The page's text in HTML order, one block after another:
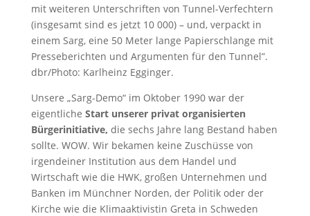
mit weiteren Unterschriften von Tunnel-Verfechtern
(insgesamt sind es jetzt 10 000) – und, verpackt in
einem Sarg, eine 50 Meter lange Papierschlange mit
Presseberichten und Argumenten für den Tunnel”.
dbr/Photo: Karlheinz Egginger.
Unsere „Sarg-Demo“ im Oktober 1990 war der
eigentliche Start unserer privat organisierten
Bürgerinitiative, die sechs Jahre lang Bestand haben
sollte. WOW. Wir bekamen keine Zuschüsse von
irgendeiner Institution aus dem Handel und
Wirtschaft wie die HWK, großen Unternehmen und
Banken im Münchner Norden, der Politik oder der
Kirche wie die Klimaaktivistin Greta in Schweden